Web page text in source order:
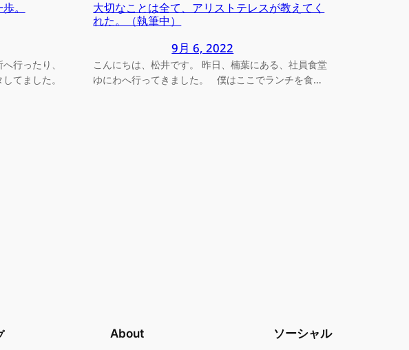
。
行ったり、
てました。
大切なことは全て、アリストテレスが教えてく
れた。（執筆中）
9月 6, 2022
こんにちは、松井です。 昨日、楠葉にある、社員食堂
ゆにわへ行ってきました。 僕はここでランチを食…
About ソーシャル